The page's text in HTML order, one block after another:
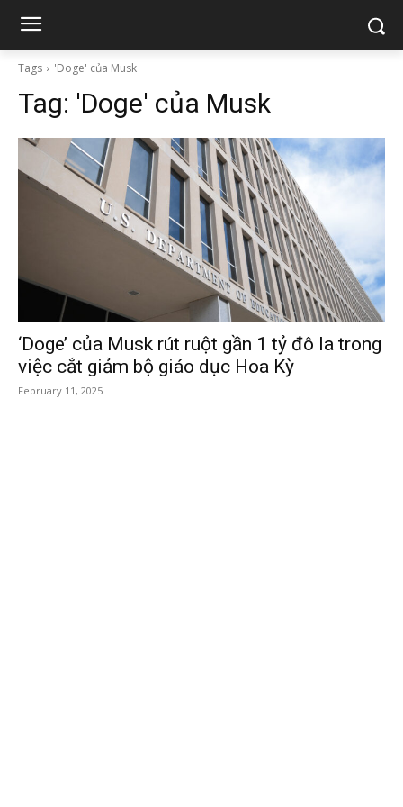
Tags 'Doge' của Musk
Tag: 'Doge' của Musk
‘Doge’ của Musk rút ruột gần 1 tỷ đô la trong
việc cắt giảm bộ giáo dục Hoa Kỳ
February 11, 2025